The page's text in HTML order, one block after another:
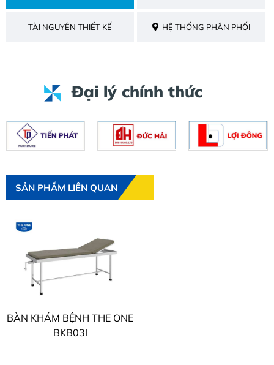
TÀI NGUYÊN THIẾT KẾ HỆ THỐNG PHÂN PHỐI
Đại lý chính thức
SẢN PHẨM LIÊN QUAN
BÀN KHÁM BỆNH THE ONE
BKB03I